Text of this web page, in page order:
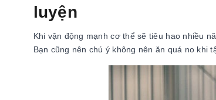
luyện
Khi vận động mạnh cơ thể sẽ tiêu hao nhiều
Bạn cũng nên chú ý không nên ăn quá no khi